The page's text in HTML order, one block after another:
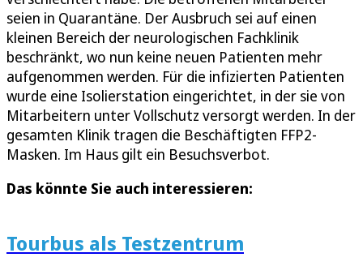
seien in Quarantäne. Der Ausbruch sei auf einen
kleinen Bereich der neurologischen Fachklinik
beschränkt, wo nun keine neuen Patienten mehr
aufgenommen werden. Für die infizierten Patienten
wurde eine Isolierstation eingerichtet, in der sie von
Mitarbeitern unter Vollschutz versorgt werden. In der
gesamten Klinik tragen die Beschäftigten FFP2-
Masken. Im Haus gilt ein Besuchsverbot.
Das könnte Sie auch interessieren:
Tourbus als Testzentrum